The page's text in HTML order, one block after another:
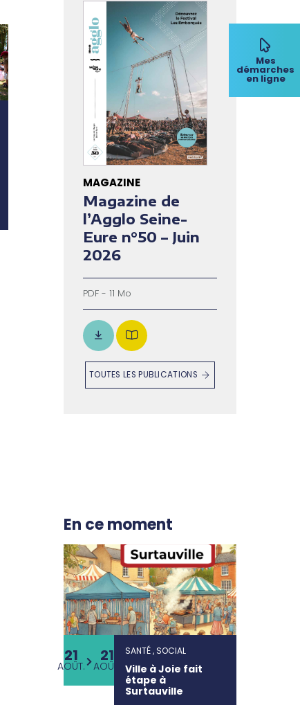
Mes
démarches
en ligne
MAGAZINE
Magazine de
l’Agglo Seine-
Eure n°50 – Juin
2026
PDF - 11 Mo
TOUTES LES PUBLICATIONS
En ce moment
21
AOÛT.
21
AOÛT.
SANTÉ , SOCIAL
Ville à Joie fait
étape à
Surtauville